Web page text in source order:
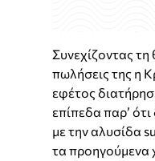
Συνεχίζοντας τη
πωλήσεις της η
εφέτος
επίπεδα παρ’
με την αλυσίδα
τα προηγούμενα